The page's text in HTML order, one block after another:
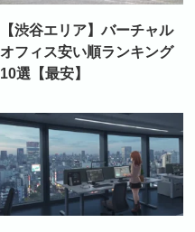
【渋谷エリア】バーチャル
オフィス安い順ランキング
10選【最安】